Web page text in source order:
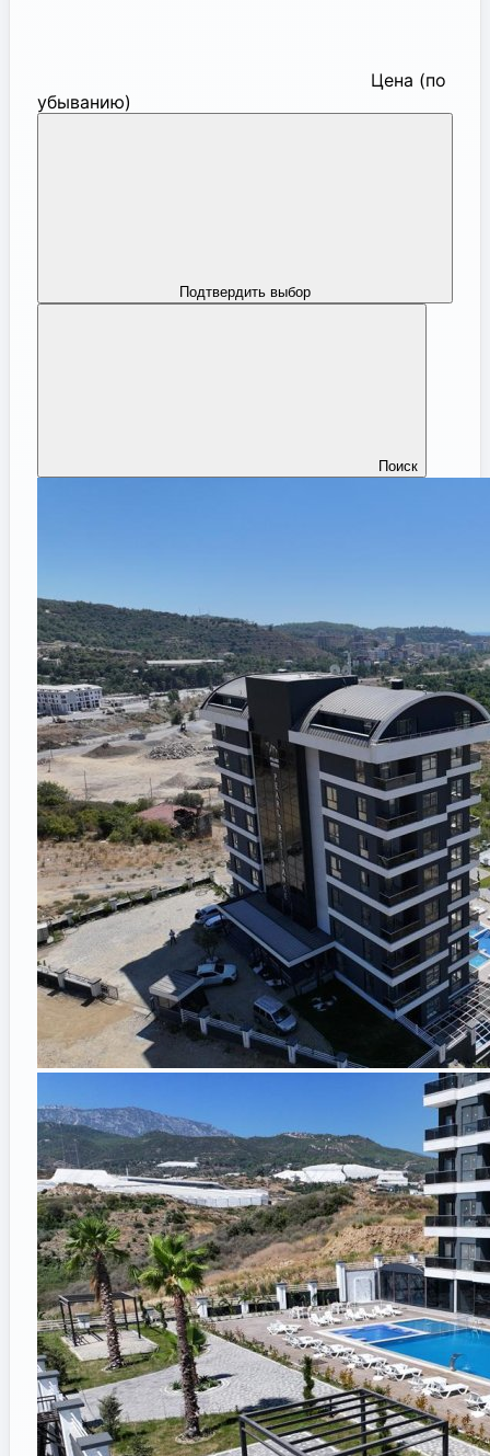
Цена (по
убыванию)
Подтвердить выбор
Поиск